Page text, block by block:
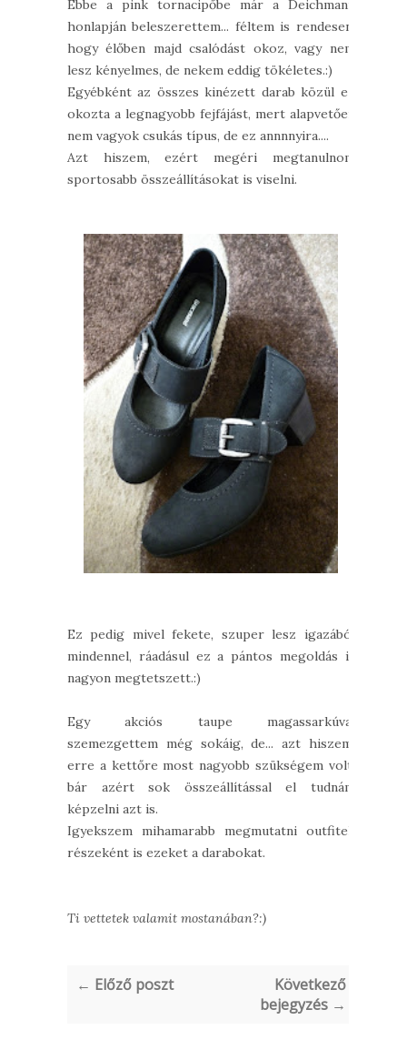
Ebbe a pink tornacipőbe már a Deichmann
honlapján beleszerettem... féltem is rendesen,
hogy élőben majd csalódást okoz, vagy nem
lesz kényelmes, de nekem eddig tökéletes.:)
Egyébként az összes kinézett darab közül ez
okozta a legnagyobb fejfájást, mert alapvetően
nem vagyok csukás típus, de ez annnnyira....
Azt hiszem, ezért megéri megtanulnom
sportosabb összeállításokat is viselni.
Ez pedig mivel fekete, szuper lesz igazából
mindennel, ráadásul ez a pántos megoldás is
nagyon megtetszett.:)
Egy akciós taupe magassarkúval
szemezgettem még sokáig, de... azt hiszem,
erre a kettőre most nagyobb szükségem volt,
bár azért sok összeállítással el tudnám
képzelni azt is.
Igyekszem mihamarabb megmutatni outfitek
részeként is ezeket a darabokat.
Ti vettetek valamit mostanában?:)
← Előző poszt
Következő
bejegyzés →